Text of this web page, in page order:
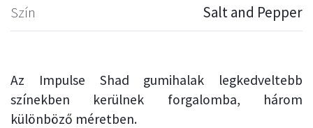
Szín
Salt and Pepper
Az Impulse Shad gumihalak legkedveltebb
színekben kerülnek forgalomba, három
különböző méretben.